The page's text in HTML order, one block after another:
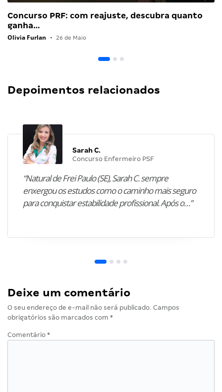
Concurso PRF: com reajuste, descubra quanto
ganha…
Olivia Furlan • 26 de Maio
Depoimentos relacionados
Sarah C.
Concurso Enfermeiro PSF
“Natural de Frei Paulo (SE), Sarah C. sempre
enxergou os estudos como o caminho mais seguro
para conquistar estabilidade profissional. Após o…”
Deixe um comentário
O seu endereço de e-mail não será publicado. Campos
obrigatórios são marcados com *
Comentário *